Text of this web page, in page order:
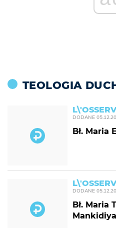
TEOLOGIA
DODANE
Bł. Maria
DODANE
Bł. Maria